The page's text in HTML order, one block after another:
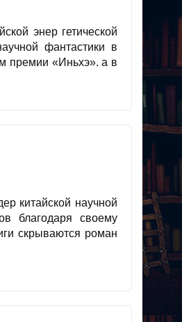
энер гетической
фантастики в
премии «Иньхэ». а в
китайской научной
благодаря своему
скрываются роман